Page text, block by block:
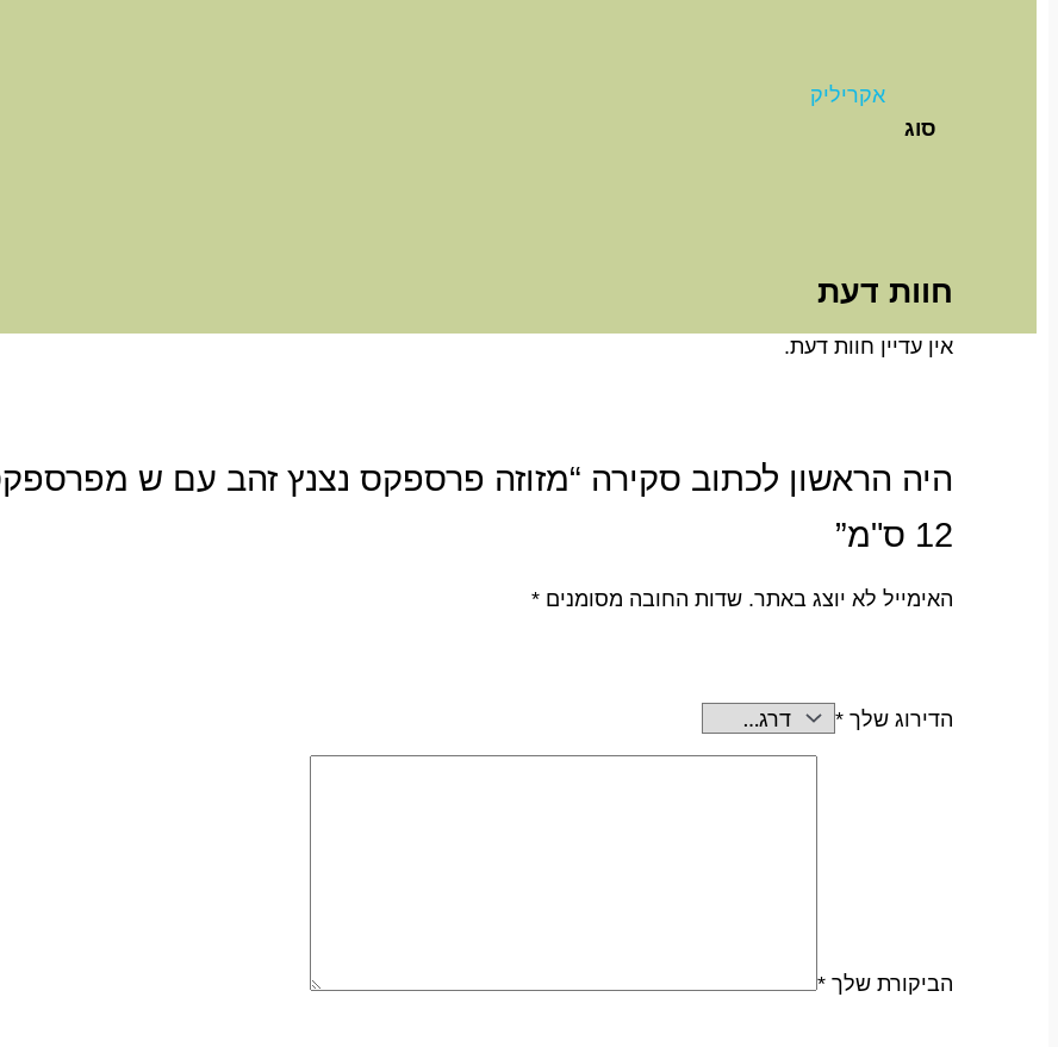
סוג
אקריליק
חוות דעת
אין עדיין חוות דעת.
היה הראשון לכתוב סקירה “מזוזה פרספקס נצנץ זהב עם ש
12 ס"מ”
האימייל לא יוצג באתר. שדות החובה מסומנים *
הדירוג שלך *
הביקורת שלך *